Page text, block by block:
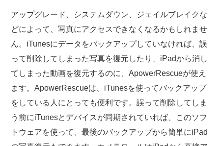
アップグレード、システムダウン、ジェイルブレイクな
どによって、写真にアクセスできなくなるかもしれませ
ん。iTunesにデータをバックアップしていなければ、誤
って削除してしまった写真を復元したり、iPadから消し
てしまった動画を復元するのに、ApowerRescueが使え
ます。ApowerRescueは、iTunesを使ってバックアップ
をしている人にとっても便利です。誤って削除してしま
う前にiTunesとデバイスが同期されていれば、このソフ
トウェアを使って、最後のバックアップから簡単にiPad